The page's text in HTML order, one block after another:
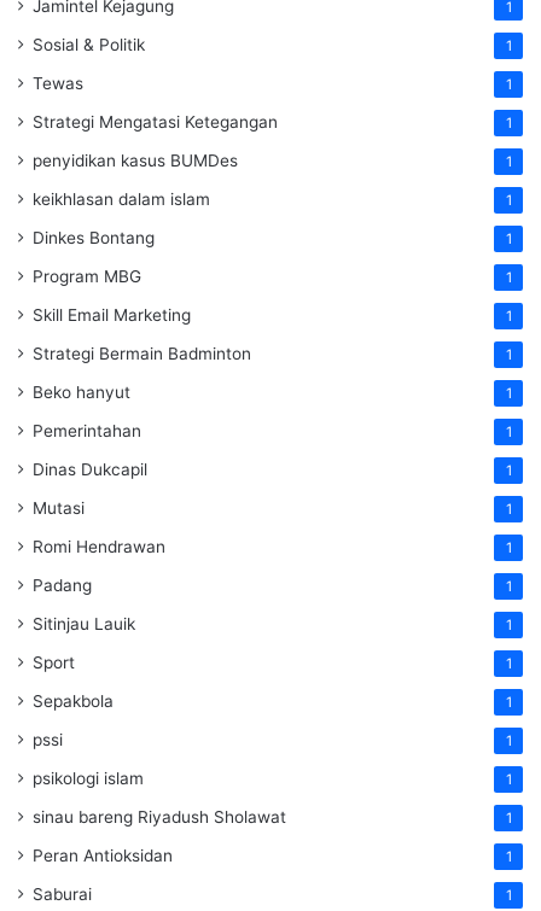
Jamintel Kejagung 1
Sosial & Politik 1
Tewas 1
Strategi Mengatasi Ketegangan 1
penyidikan kasus BUMDes 1
keikhlasan dalam islam 1
Dinkes Bontang 1
Program MBG 1
Skill Email Marketing 1
Strategi Bermain Badminton 1
Beko hanyut 1
Pemerintahan 1
Dinas Dukcapil 1
Mutasi 1
Romi Hendrawan 1
Padang 1
Sitinjau Lauik 1
Sport 1
Sepakbola 1
pssi 1
psikologi islam 1
sinau bareng Riyadush Sholawat 1
Peran Antioksidan 1
Saburai 1